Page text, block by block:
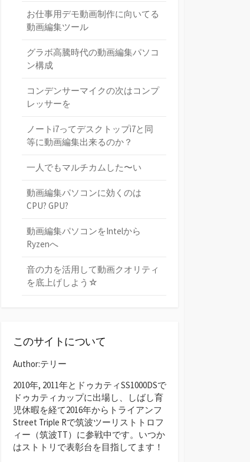
お仕事用デモ動画制作に向いてる
動画編集ツール
グラボ高騰時代の動画編集パソコ
ン構成
コンデンサーマイクの次はコンプ
レッサーを
ノートi7ってデスクトップi7と同
等に動画編集出来るのか？
一人でもマルチカムした〜い
動画編集パソコンに効くのは
CPU? GPU?
動画編集パソコンをIntelから
Ryzenへ
音の力を活用して動画クオリティ
を底上げしよう☆
このサイトについて
Author:テリー
2010年, 2011年とドゥカティSS1000DSで
ドゥカティカップに出場し、しばし育
児休暇を経て2016年からトライアンフ
Street Triple Rで筑波ツーリストトロフ
ィー（筑波TT）に参戦中です。いつか
はストトリで表彰台を目指してます！